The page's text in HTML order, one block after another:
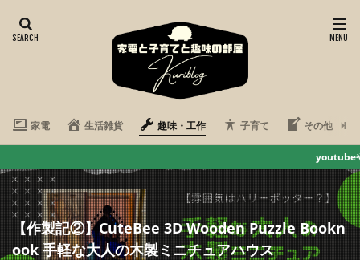
家電 生活雑貨 趣味・工作 子育て その他
youtubeやってます 疲れた心をハ
【作製記②】CuteBee 3D Wooden Puzzle Bookn
ook 手軽な大人の木製ミニチュアハウス